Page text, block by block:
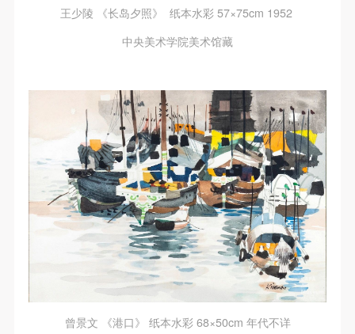
王少陵 《长岛夕照》 纸本水彩 57×75cm 1952
中央美术学院美术馆藏
曾景文 《港口》 纸本水彩 68×50cm 年代不详